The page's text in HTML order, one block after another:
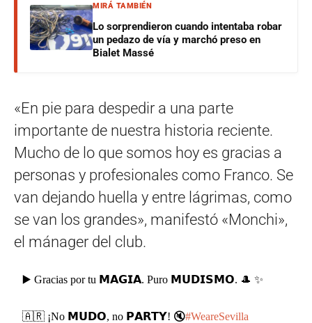
MIRÁ TAMBIÉN
Lo sorprendieron cuando intentaba robar
un pedazo de vía y marchó preso en
Bialet Massé
«En pie para despedir a una parte
importante de nuestra historia reciente.
Mucho de lo que somos hoy es gracias a
personas y profesionales como Franco. Se
van dejando huella y entre lágrimas, como
se van los grandes», manifestó «Monchi»,
el mánager del club.
▶️ Gracias por tu 𝗠𝗔𝗚𝗜𝗔. Puro 𝗠𝗨𝗗𝗜𝗦𝗠𝗢. 🎩 ✨
🇦🇷 ¡No 𝗠𝗨𝗗𝗢, no 𝗣𝗔𝗥𝗧𝗬! 🔇#WeareSevilla